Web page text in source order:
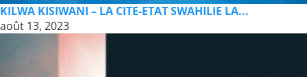
KILWA KISIWANI – LA CITE-ETAT SWAHILIE LA...
août 13, 2023